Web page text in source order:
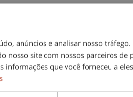
cuidado a idosos ao fim de
Ver oferta
anúncios e analisar nosso tráfego.
nosso site com nossos parceiros de
que você forneceu a